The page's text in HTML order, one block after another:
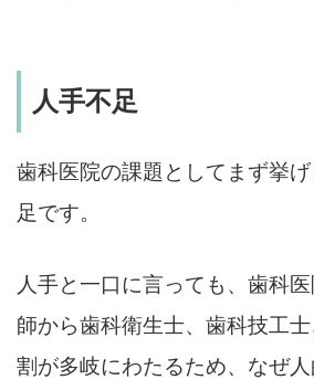
人手不足
歯科医院の課題としてまず挙
足です。
人手と一口に言っても、歯科
師から歯科衛生士、歯科技工
割が多岐にわたるため、なぜ